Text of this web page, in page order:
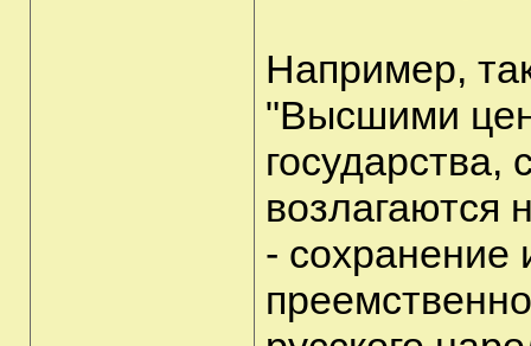
Например,
"Высшими
возлагаются
- сохранение